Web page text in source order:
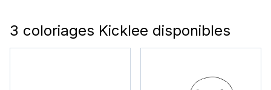
3 coloriages Kicklee disponibles